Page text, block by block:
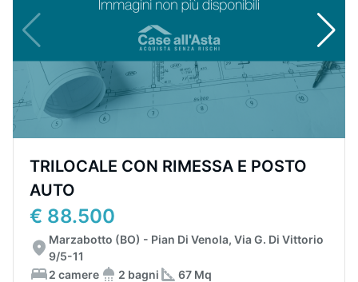
TRILOCALE CON RIMESSA E POSTO
AUTO
€ 88.500
Marzabotto (BO) - Pian Di Venola, Via G. Di Vittorio
9/5-11
2 camere
2 bagni 67 Mq